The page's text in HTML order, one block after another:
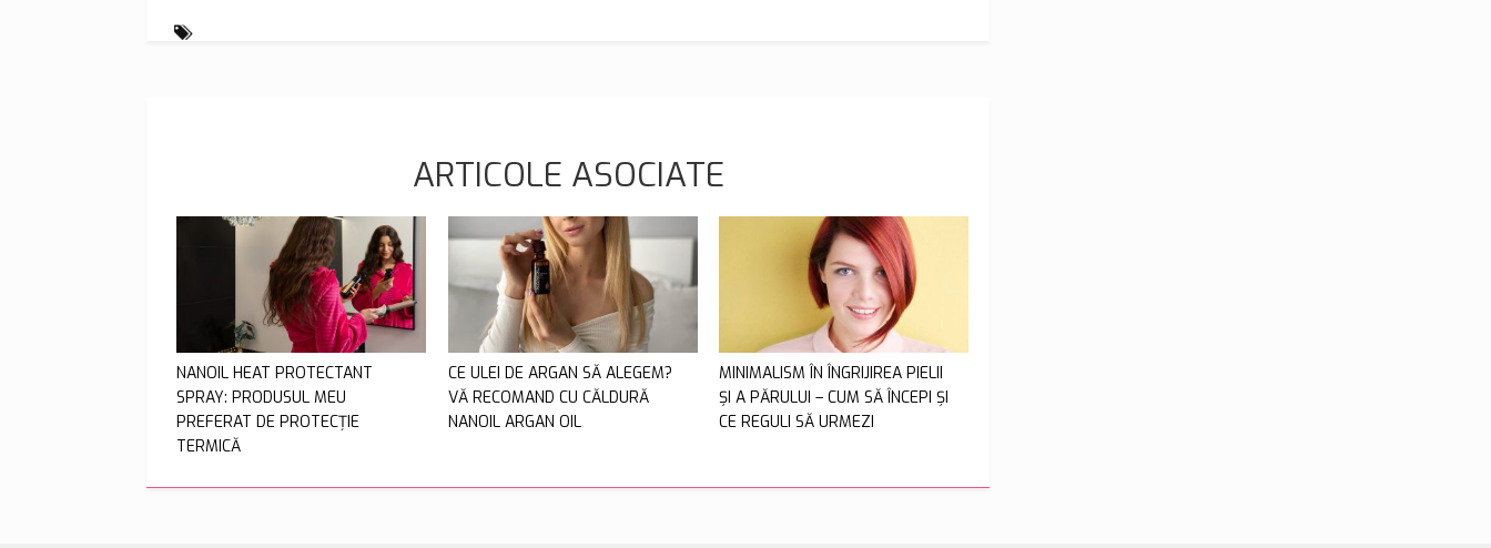
ARTICOLE ASOCIATE
NANOIL HEAT PROTECTANT
SPRAY: PRODUSUL MEU
PREFERAT DE PROTECȚIE
TERMICĂ
CE ULEI DE ARGAN SĂ ALEGEM?
VĂ RECOMAND CU CĂLDURĂ
NANOIL ARGAN OIL
MINIMALISM ÎN ÎNGRIJIREA PIELII
ȘI A PĂRULUI – CUM SĂ ÎNCEPI ȘI
CE REGULI SĂ URMEZI